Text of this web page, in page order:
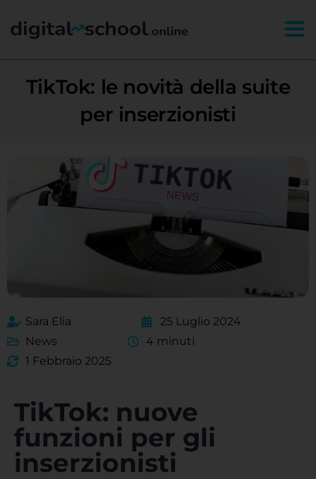
TikTok: le novità della suite
per inserzionisti
Sara Elia
25 Luglio 2024
News
4 minuti
1 Febbraio 2025
TikTok: nuove
funzioni per gli
inserzionisti